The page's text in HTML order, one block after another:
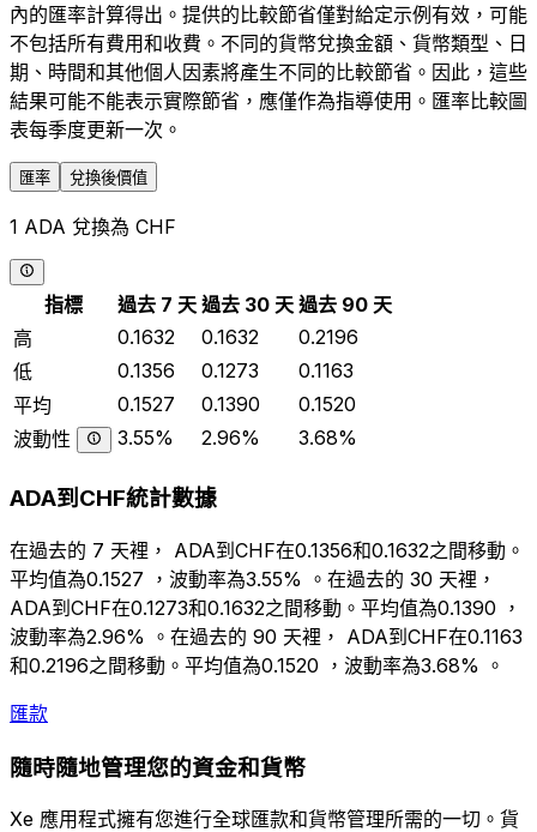
內的匯率計算得出。提供的比較節省僅對給定示例有效，可能
不包括所有費用和收費。不同的貨幣兌換金額、貨幣類型、日
期、時間和其他個人因素將產生不同的比較節省。因此，這些
結果可能不能表示實際節省，應僅作為指導使用。匯率比較圖
表每季度更新一次。
匯率 兌換後價值
1 ADA 兌換為 CHF
指標 過去 7 天 過去 30 天 過去 90 天
高
0.1632 0.1632
0.2196
低
0.1356 0.1273
0.1163
平均
0.1527 0.1390
0.1520
波動性
3.55% 2.96% 3.68%
ADA到CHF統計數據
在過去的 7 天裡， ADA到CHF在0.1356和0.1632之間移動。
平均值為0.1527 ，波動率為3.55% 。在過去的 30 天裡，
ADA到CHF在0.1273和0.1632之間移動。平均值為0.1390 ，
波動率為2.96% 。在過去的 90 天裡， ADA到CHF在0.1163
和0.2196之間移動。平均值為0.1520 ，波動率為3.68% 。
匯款
隨時隨地管理您的資金和貨幣
Xe 應用程式擁有您進行全球匯款和貨幣管理所需的一切。貨